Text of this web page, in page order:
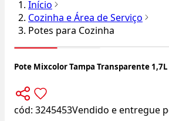
Início
Cozinha e Área de Serviço
Potes para Cozinha
Pote Mixcolor Tampa Transparente
cód: 3245453Vendido e entregue